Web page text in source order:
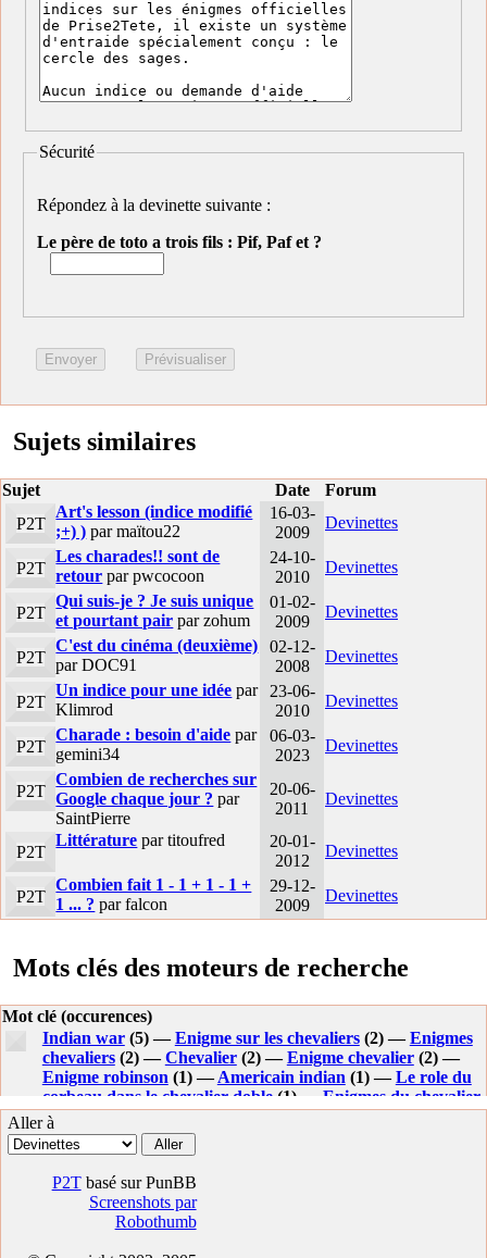
Sécurité
Répondez à la devinette suivante :
Le père de toto a trois fils : Pif, Paf et ?
Sujets similaires
Sujet Date
Forum
P2T
Art's lesson (indice modifié
;+) ) par maïtou22
16-03-
2009
Devinettes
P2T
Les charades!! sont de
retour par pwcocoon
24-10-
2010
Devinettes
P2T
Qui suis-je ? Je suis unique
et pourtant pair par zohum
01-02-
2009
Devinettes
P2T
C'est du cinéma (deuxième)
par DOC91
02-12-
2008
Devinettes
P2T
Un indice pour une idée par
Klimrod
23-06-
2010
Devinettes
P2T
Charade : besoin d'aide par
gemini34
06-03-
2023
Devinettes
P2T
Combien de recherches sur
Google chaque jour ? par
SaintPierre
20-06-
2011
Devinettes
P2T
Littérature par titoufred
20-01-
2012
Devinettes
P2T
Combien fait 1 - 1 + 1 - 1 +
1 ... ? par falcon
29-12-
2009
Devinettes
Mots clés des moteurs de recherche
Mot clé (occurences)
Indian war(5) —Enigme sur les chevaliers(2) —Enigmes
chevaliers(2) —Chevalier(2) —Enigme chevalier(2) —
Enigme robinson (1) —Americain indian (1) —Le role du
corbeau dans le chevalier doble(1) — Enigmes du chevalier
(1) —Le vhevalier double(1) —Enigme+ chevalier(1) —
Picture(1) —Paint(1) —
Aller à
P2Tbasé sur PunBB
Screenshots par
Robothumb